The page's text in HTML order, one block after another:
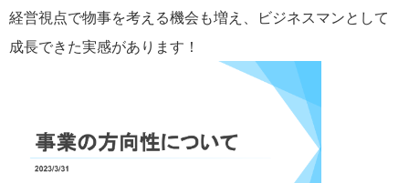
経営視点で物事を考える機会も増え、ビジネスマンとして
成長できた実感があります！